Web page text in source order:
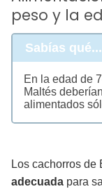
peso y la
Sabías qué...
En la edad de
Maltés
alimentados
Los cachorros de
adecuada para